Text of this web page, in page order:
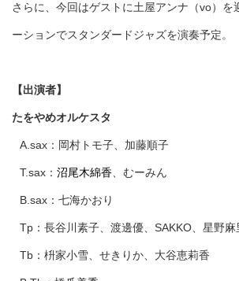
さらに、今回はゲストに土屋アンナ（vo）を
ーションでスタンダードジャズを演奏予定。
【出演者】
たをやめオルケスタ
A.sax：岡村トモ子、加藤順子
T.sax： 沼尾木綿香、むーみん
B.sax：七海かおり
Tp：長谷川素子、渡邊優、SAKKO、星野麻
Tb：枡家小雪、せきりか、大谷恵莉香